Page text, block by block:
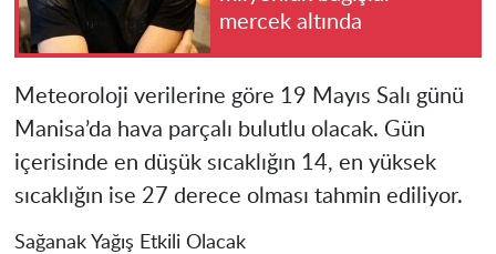
mercek altında
Meteoroloji verilerine göre 19 Mayıs Salı günü
Manisa’da hava parçalı bulutlu olacak. Gün
içerisinde en düşük sıcaklığın 14, en yüksek
sıcaklığın ise 27 derece olması tahmin ediliyor.
Sağanak Yağış Etkili Olacak